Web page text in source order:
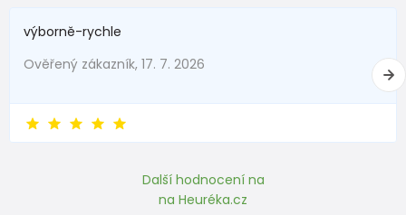
výborně-rychle
Ověřený zákazník, 17. 7. 2026
Další hodnocení na
na Heuréka.cz